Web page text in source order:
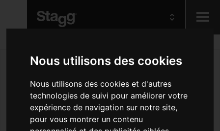
Nous utilisons des cookies
Nous utilisons des cookies et d'autres
technologies de suivi pour améliorer votre
expérience de navigation sur notre site,
pour vous montrer un contenu
Audio &
Lighting